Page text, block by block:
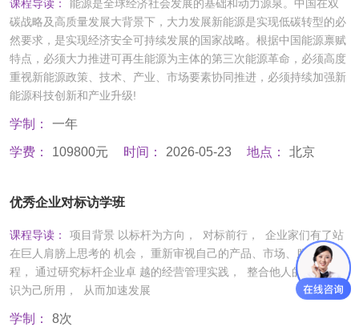
课程导读：
能源是全球经济社会发展的基础和动力源泉。中国在双
碳战略及高质量发展大背景下，大力发展新能源是实现低碳转型的必
然要求，是实现经济安全可持续发展的国家战略。根据中国能源禀赋
特点，必须大力推进可再生能源为主体的第三次能源革命，必须高度
重视新能源政策、技术、产业、市场要素协同推进，必须持续加强新
能源科技创新和产业升级!
学制： 一年
学费： 109800元 时间： 2026-05-23 地点： 北京
优秀企业对标访学班
课程导读：
项目背景 以标杆为方向， 对标前行， 企业家们有了站
在巨人肩膀上思考的 机会， 重新审视自己的产品、市场、服务和流
程， 通过研究标杆企业卓 越的经营管理实践， 整合他人的经验与知
识为己所用， 从而加速发展
学制： 8次